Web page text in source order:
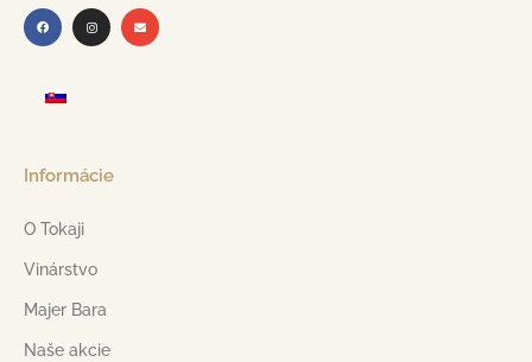
Informácie
O Tokaji
Vinárstvo
Majer Bara
Naše akcie